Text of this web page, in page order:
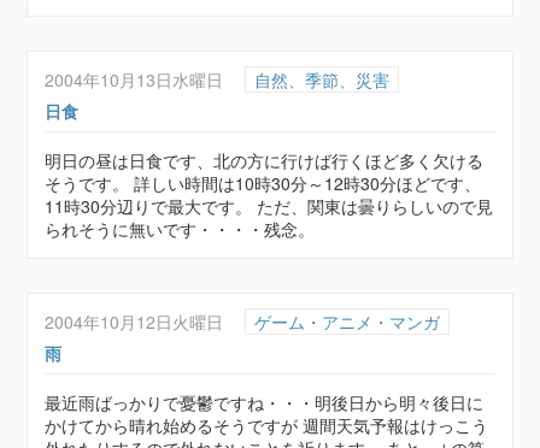
2004年10月13日水曜日
自然、季節、災害
日食
明日の昼は日食です、北の方に行けば行くほど多く欠ける
そうです。 詳しい時間は10時30分～12時30分ほどです、
11時30分辺りで最大です。 ただ、関東は曇りらしいので見
られそうに無いです・・・・残念。
2004年10月12日火曜日
ゲーム・アニメ・マンガ
雨
最近雨ばっかりで憂鬱ですね・・・明後日から明々後日に
かけてから晴れ始めるそうですが 週間天気予報はけっこう